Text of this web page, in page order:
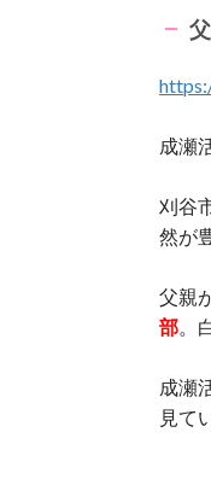
成瀬
刈谷
然が
父親
部。
成瀬
見て